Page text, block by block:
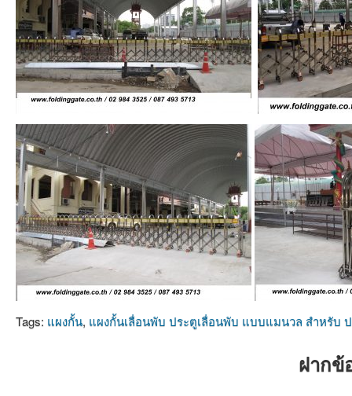
Tags: แผงกั้น, แผงกั้นเลื่อนพับ ประตูเลื่อนพับ แบบแมนวล สำหรับ
ฝากข้